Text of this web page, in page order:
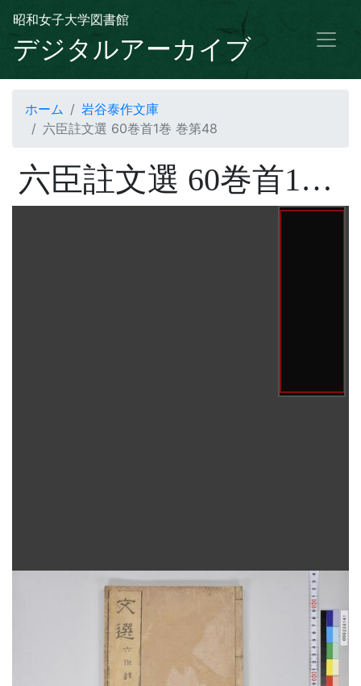
昭和女子大学図書館
デジタルアーカイブ
ホーム
岩谷泰作文庫
六臣註文選 60巻首1巻 巻第48
六臣註文選 60巻首1巻 巻第48